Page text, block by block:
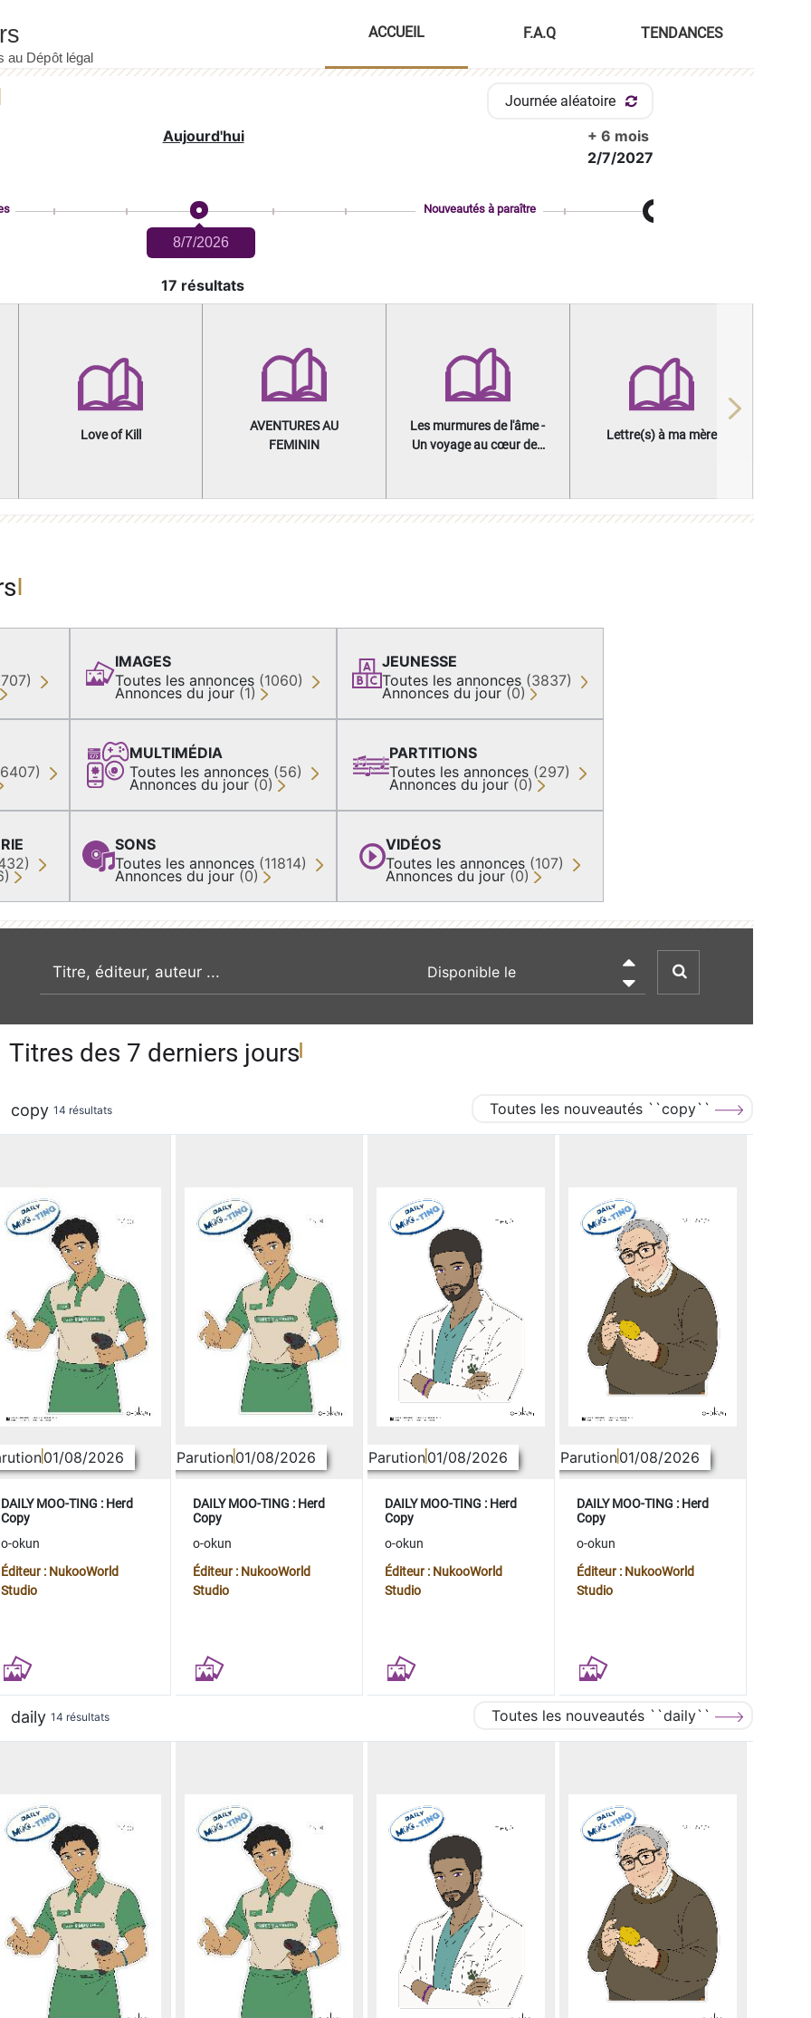
ACCUEIL F.A.Q TENDANCES
Journée aléatoire
Aujourd'hui
+ 6 mois
2/7/2027
8/7/2026
Nouveautés à paraître
17 résultats
Love of Kill
AVENTURES AU
FEMININ
Les murmures de l'âme -
Un voyage au cœur des
Lettre(s) à ma mère
Next
IMAGES
Toutes les annonces (1060)
Annonces du jour (1)
MULTIMÉDIA
Toutes les annonces (56)
Annonces du jour (0)
SONS
Toutes les annonces (11814)
Annonces du jour (0)
JEUNESSE
Toutes les annonces (3837)
Annonces du jour (0)
PARTITIONS
Toutes les annonces (297)
Annonces du jour (0)
VIDÉOS
Toutes les annonces (107)
Annonces du jour (0)
recherche par mot clé

Titres des 7 derniers jours
copy 14 résultats Toutes les nouveautés ``copy``
01/08/2026
DAILY MOO-TING : Herd
Copy
o-okun
Éditeur : NukooWorld
Studio
Parution01/08/2026
DAILY MOO-TING : Herd
Copy
o-okun
Éditeur : NukooWorld
Studio
Parution01/08/2026
DAILY MOO-TING : Herd
Copy
o-okun
Éditeur : NukooWorld
Studio
Parution01/08/2026
DAILY MOO-TING : Herd
Copy
o-okun
Éditeur : NukooWorld
Studio
daily 14 résultats Toutes les nouveautés ``daily``